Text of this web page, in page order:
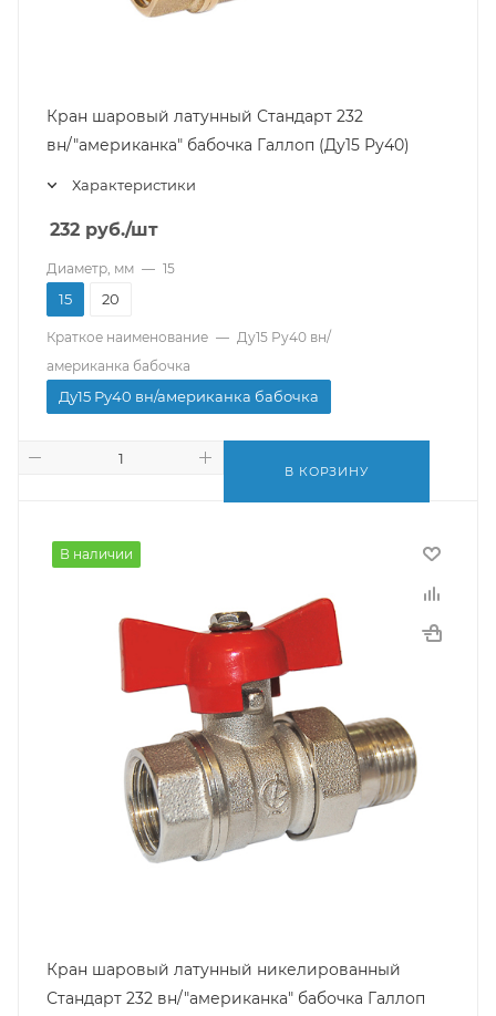
Кран шаровый латунный Стандарт 232
вн/"американка" бабочка Галлоп (Ду15 Ру40)
Характеристики
232 руб./шт
Диаметр, мм — 15
15 20
Краткое наименование — Ду15 Ру40 вн/
американка бабочка
Ду15 Ру40 вн/американка бабочка
В КОРЗИНУ
В наличии
Кран шаровый латунный никелированный
Стандарт 232 вн/"американка" бабочка Галлоп